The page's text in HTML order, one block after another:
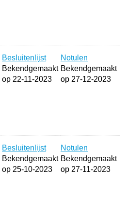
Besluitenlijst
Bekendgemaakt
op 22-11-2023
Notulen
Bekendgemaakt
op 27-12-2023
Besluitenlijst
Bekendgemaakt
op 25-10-2023
Notulen
Bekendgemaakt
op 27-11-2023